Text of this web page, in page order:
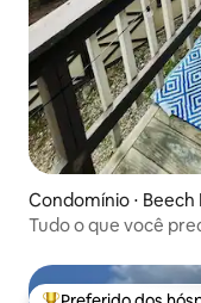
Condomínio ⋅
Tudo o que você